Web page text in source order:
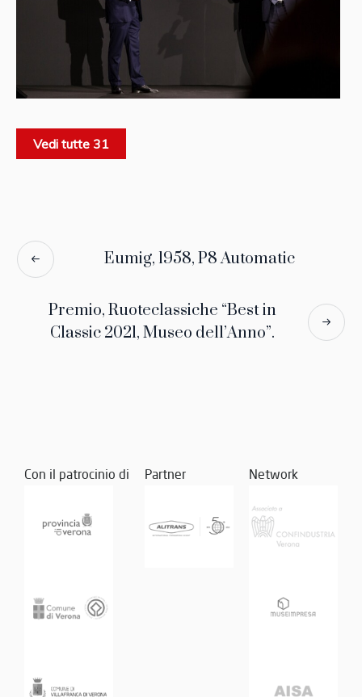
Vedi tutte 31
Eumig, 1958, P8 Automatic
Premio, Ruoteclassiche “Best in
Classic 2021, Museo dell’Anno”.
Con il patrocinio di Partner Network